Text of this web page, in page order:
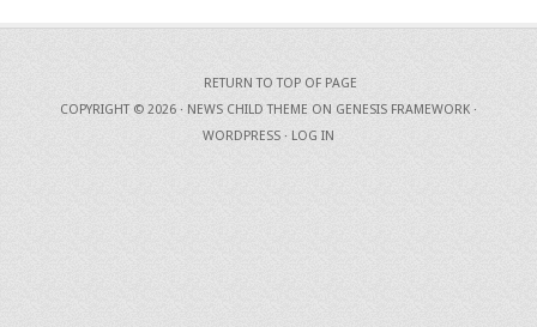
RETURN TO TOP OF PAGE
COPYRIGHT © 2026 · NEWS CHILD THEME ON GENESIS FRAMEWORK ·
WORDPRESS · LOG IN